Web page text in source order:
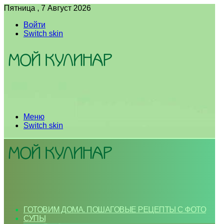
Пятница , 7 Август 2026
Войти
Switch skin
Меню
Switch skin
ГОТОВИМ ДОМА. ПОШАГОВЫЕ РЕЦЕПТЫ С ФОТО
СУПЫ